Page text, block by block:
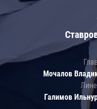
Мочалов
Галимов